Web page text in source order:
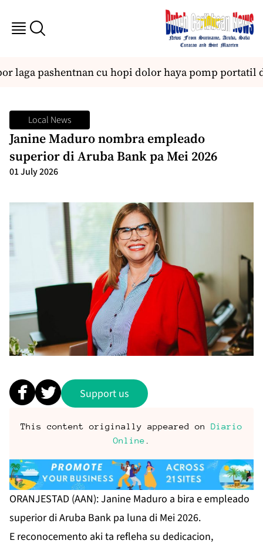
laga pashentnan cu hopi dolor haya pomp portatil
Local News
Janine Maduro nombra empleado
superior di Aruba Bank pa Mei 2026
01 July 2026
Support us
This content originally appeared on Diario
Online
ORANJESTAD (AAN): Janine Maduro a bira e empleado
superior di Aruba Bank pa luna di Mei 2026.
E reconocemento aki ta refleha su dedicacion,